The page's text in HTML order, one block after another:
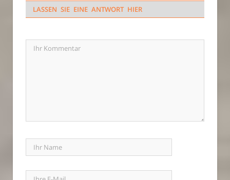
LASSEN SIE EINE ANTWORT HIER